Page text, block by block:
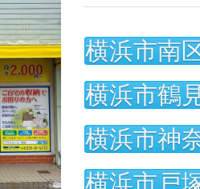
横浜市南
横浜市鶴
横浜市神
横浜市戸